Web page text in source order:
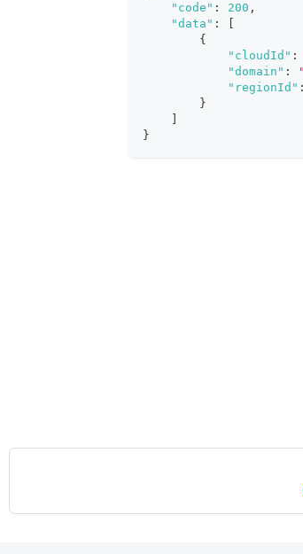
"code" : 200 ,
"data" :
{
"cloudId" :
"domain" :
"regionId" :
}
}